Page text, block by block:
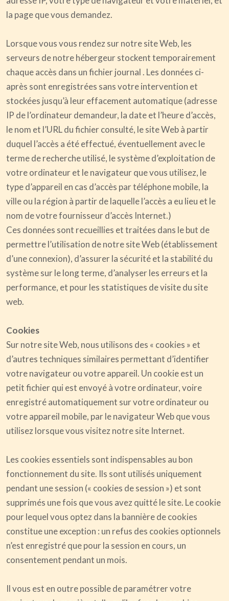
la page que vous demandez.
Lorsque vous vous rendez sur notre site Web, les
serveurs de notre hébergeur stockent temporairement
chaque accès dans un fichier journal . Les données ci-
après sont enregistrées sans votre intervention et
stockées jusqu’à leur effacement automatique (adresse
IP de l’ordinateur demandeur, la date et l’heure d’accès,
le nom et l’URL du fichier consulté, le site Web à partir
duquel l’accès a été effectué, éventuellement avec le
terme de recherche utilisé, le système d’exploitation de
votre ordinateur et le navigateur que vous utilisez, le
type d’appareil en cas d’accès par téléphone mobile, la
ville ou la région à partir de laquelle l’accès a eu lieu et le
nom de votre fournisseur d’accès Internet.)
Ces données sont recueillies et traitées dans le but de
permettre l’utilisation de notre site Web (établissement
d’une connexion), d’assurer la sécurité et la stabilité du
système sur le long terme, d’analyser les erreurs et la
performance, et pour les statistiques de visite du site
web.
Cookies
Sur notre site Web, nous utilisons des « cookies » et
d’autres techniques similaires permettant d’identifier
votre navigateur ou votre appareil. Un cookie est un
petit fichier qui est envoyé à votre ordinateur, voire
enregistré automatiquement sur votre ordinateur ou
votre appareil mobile, par le navigateur Web que vous
utilisez lorsque vous visitez notre site Internet.
Les cookies essentiels sont indispensables au bon
fonctionnement du site. Ils sont utilisés uniquement
pendant une session (« cookies de session ») et sont
supprimés une fois que vous avez quitté le site. Le cookie
pour lequel vous optez dans la bannière de cookies
constitue une exception : un refus des cookies optionnels
n’est enregistré que pour la session en cours, un
consentement pendant un mois.
Il vous est en outre possible de paramétrer votre